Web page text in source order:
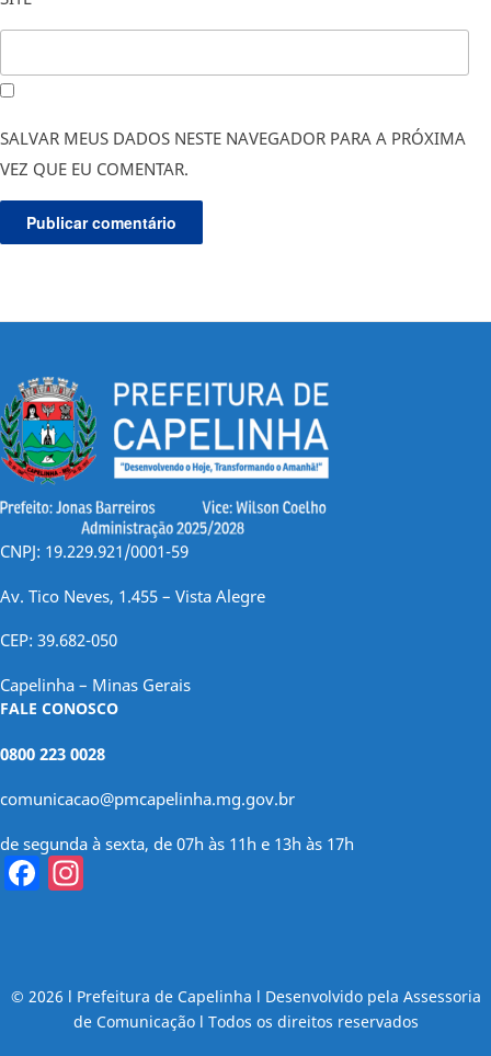
SALVAR MEUS DADOS NESTE NAVEGADOR PARA A PRÓXIMA
VEZ QUE EU COMENTAR.
CNPJ: 19.229.921/0001-59
Av. Tico Neves, 1.455 – Vista Alegre
CEP: 39.682-050
Capelinha – Minas Gerais
FALE CONOSCO
0800 223 0028
comunicacao@pmcapelinha.mg.gov.br
de segunda à sexta, de 07h às 11h e 13h às 17h
Facebook
© 2026 l Prefeitura de Capelinha l Desenvolvido pela Assessoria
de Comunicação l Todos os direitos reservados